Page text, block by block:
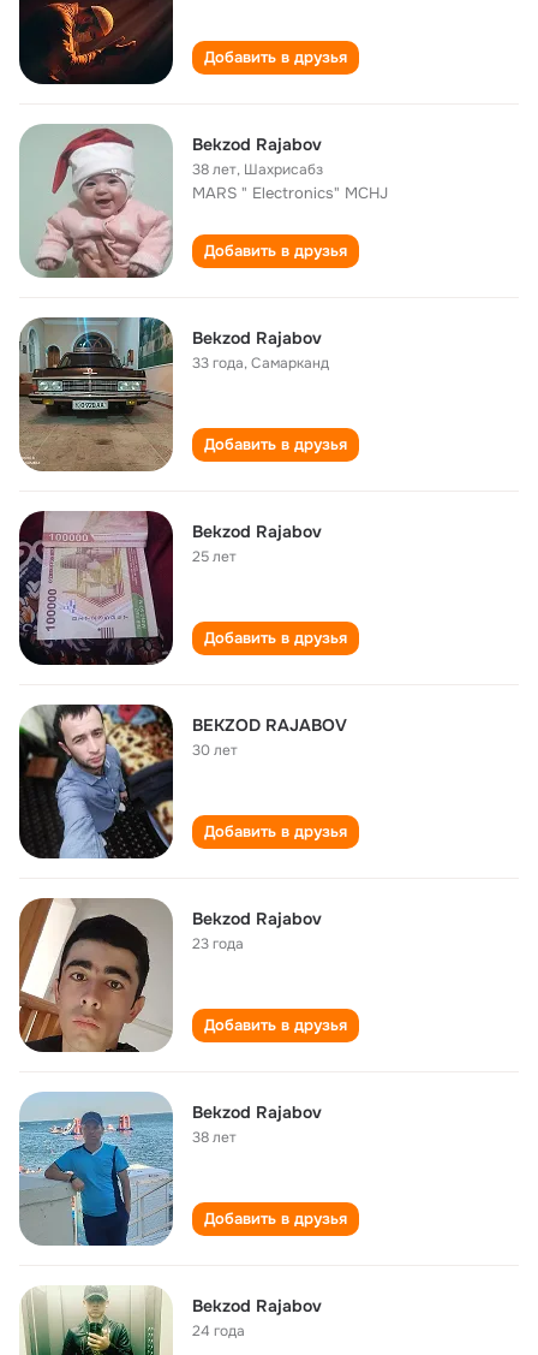
Добавить в друзья
Bekzod Rajabov
38 лет, Шахрисабз
MARS " Electronics" MCHJ
Добавить в друзья
Bekzod Rajabov
33 года,Самарканд
Добавить в друзья
Bekzod Rajabov
25 лет
Добавить в друзья
BEKZOD RAJABOV
30 лет
Добавить в друзья
Bekzod Rajabov
23 года
Добавить в друзья
Bekzod Rajabov
38 лет
Добавить в друзья
Bekzod Rajabov
24 года